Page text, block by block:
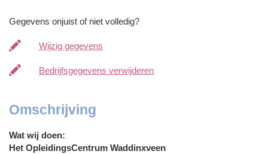
Gegevens onjuist of niet volledig?
Wijzig gegevens
Bedrijfsgegevens verwijderen
Omschrijving
Wat wij doen:
Het OpleidingsCentrum Waddinxveen